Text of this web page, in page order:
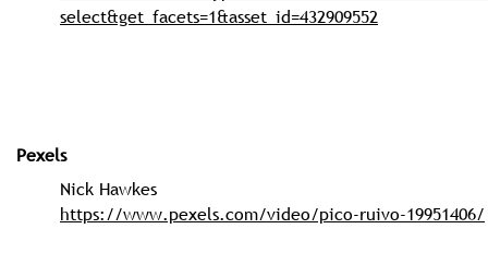
select&get_facets=1&asset_id=432909552
Pexels
Nick Hawkes
https://www.pexels.com/video/pico-ruivo-19951406/